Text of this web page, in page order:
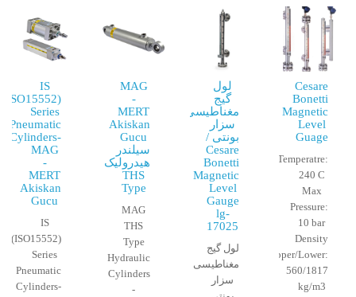
Cesare
Bonetti
Magnetic
Level
Guage
Temperatre:
240 C
Max
Pressure:
10 bar
Density
Upper/Lower:
560/1817
kg/m3
لول
گیج
مغناطیسی
سزار
بونتی /
Cesare
Bonetti
Magnetic
Level
Gauge
lg-
17025
لول گیج
مغناطیسی
سزار
MAG
-
MERT
Akiskan
Gucu
سیلندر
هیدرولیک
THS
Type
MAG
THS
Type
Hydraulic
Cylinders
-
IS
(ISO15552)
Series
Pneumatic
Cylinders-
MAG
-
MERT
Akiskan
Gucu
IS
(ISO15552)
Series
Pneumatic
Cylinders-